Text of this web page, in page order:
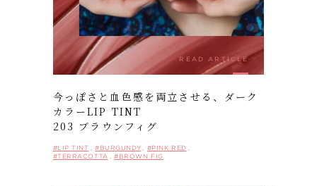
READ ARTICLE
今っぽさと血色感を両立させる、ダーク
カラーLIP TINT
203 ブラウンフィグ
#LIP TINT #BURGUNDY
#PINK RED
#TERRACOTTA
#BROWN FIG